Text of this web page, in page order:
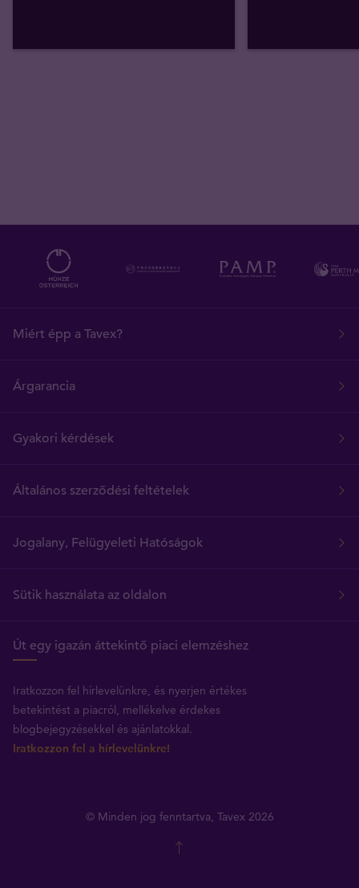
Miért épp a Tavex?
Árgarancia
Gyakori kérdések
Általános szerződési feltételek
Jogalany, Felügyeleti Hatóságok
Sütik használata az oldalon
Út egy igazán áttekintő piaci elemzéshez
Iratkozzon fel hírlevelünkre, és nyerjen értékes
betekintést a piacról, mellékelve érdekes
blogbejegyzésekkel és ajánlatokkal.
Iratkozzon fel a hírlevelünkre!
© Minden jog fenntartva, Tavex 2026